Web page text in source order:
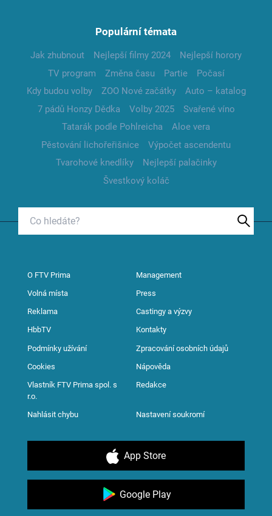
Populární témata
Jak zhubnout Nejlepší filmy 2024
Nejlepší horory
TV program
Změna času Partie
Počasí
Kdy budou volby
ZOO Nové začátky
Auto – katalog
7 pádů Honzy Dědka
Volby 2025
Svařené víno
Tatarák podle Pohlreicha
Aloe vera
Pěstování lichořeřišnice
Výpočet ascendentu
Tvarohové knedlíky
Nejlepší palačinky
Švestkový koláč
O FTV Prima Management
Volná místa Press
Reklama Castingy a výzvy
HbbTV Kontakty
Podmínky užívání Zpracování osobních údajů
Cookies Nápověda
Vlastník FTV Prima spol. s
r.o.
Redakce
Nahlásit chybu Nastavení soukromí
App Store
Google Play